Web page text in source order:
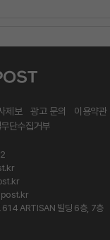
제보 광고 문의 이용약관
단수집거부
614 ARTISAN 빌딩 6층, 7층